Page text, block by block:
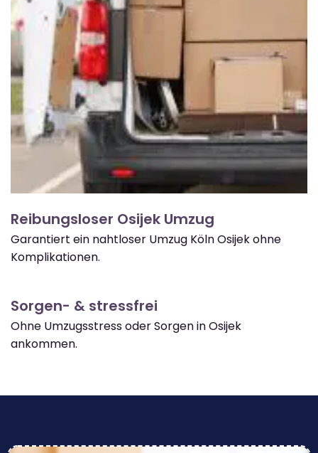
Reibungsloser Osijek Umzug
Garantiert ein nahtloser Umzug Köln Osijek ohne
Komplikationen.
Sorgen- & stressfrei
Ohne Umzugsstress oder Sorgen in Osijek
ankommen.